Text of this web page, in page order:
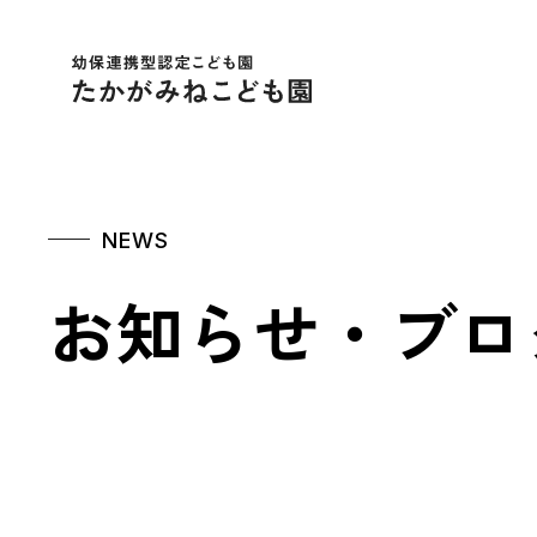
幼保連携型認定こど
NEWS
お知らせ・ブ